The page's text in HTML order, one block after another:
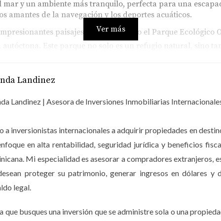
mar y un ambiente más tranquilo, perfecta para una
amantes de la navegación y los deportes acuáticos.
paisajes naturales como el Parque
Este parque no solo es un refugio natural, sino
VER MÁS
sol y la playa; hay una variedad de actividades
siempre hay algo que hacer.
que no te puedes perder:
de disfrutar las aguas tranquilas.
Ver más
Landinez
Landinez | Asesora de Inversiones Inmobiliarias
a inversionistas internacionales a adquirir propiedades en
en alta rentabilidad, seguridad jurídica y beneficios
Mi especialidad es asesorar a compradores extranjeros,
proteger su patrimonio, generar ingresos en dólares
legal.
que busques una inversión que se administre sola o una